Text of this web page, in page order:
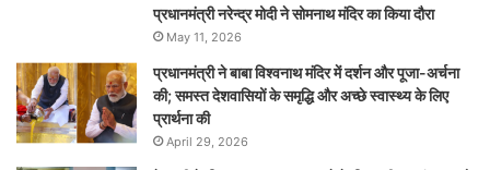
प्रधानमंत्री नरेन्‍द्र मोदी ने सोमनाथ मंदिर का किया दौरा
May 11, 2026
प्रधानमंत्री ने बाबा विश्वनाथ मंदिर में दर्शन और पूजा-अर्चना
की; समस्‍त देशवासियों के समृद्धि और अच्छे स्वास्थ्य के लिए
प्रार्थना की
April 29, 2026